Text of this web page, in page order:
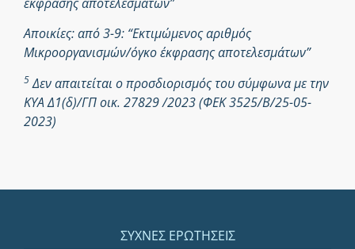
Αποικίες: από 3-9: “Εκτιμώμενος αριθμός
Μικροοργανισμών/όγκο έκφρασης αποτελεσμάτων”
5Δεν απαιτείται ο προσδιορισμός του σύμφωνα με την
ΚΥΑ Δ1(δ)/ΓΠ οικ. 27829 /2023 (ΦΕΚ 3525/Β/25-05-
2023)
ΣΥΧΝΕΣ ΕΡΩΤΗΣΕΙΣ